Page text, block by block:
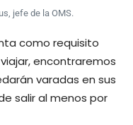
jefe de la OMS.
como requisito
encontraremos
varadas en sus
salir al menos por